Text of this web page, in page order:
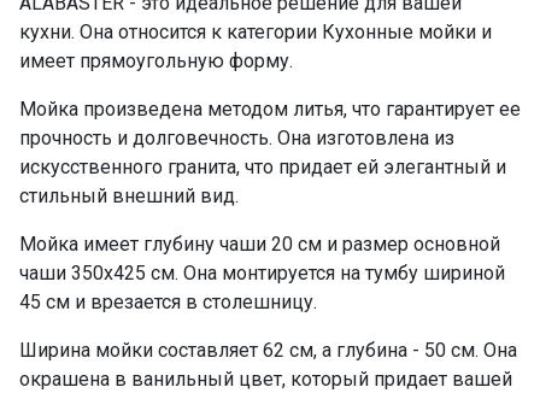
кухни. Она относится к категории Кухонные мойки и
имеет прямоугольную форму.
Мойка произведена методом литья, что гарантирует ее
прочность и долговечность. Она изготовлена из
искусственного гранита, что придает ей элегантный и
стильный внешний вид.
Мойка имеет глубину чаши 20 см и размер основной
чаши 350х425 см. Она монтируется на тумбу шириной
45 см и врезается в столешницу.
Ширина мойки составляет 62 см, а глубина - 50 см. Она
окрашена в ванильный цвет, который придает вашей